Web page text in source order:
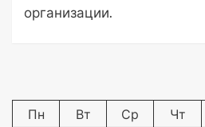
организации.
Пн
Вт Ср Чт